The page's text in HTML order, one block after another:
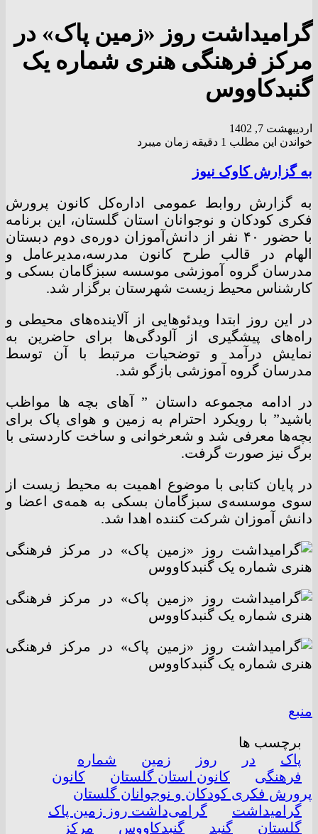
گرامیداشت روز «زمین پاک» در
مرکز فرهنگی هنری شماره یک
گنبدکاووس
اردیبهشت 7, 1402
خواندن این مطلب 1 دقیقه زمان میبرد
به گزارش کاوک نیوز
به گزارش روابط عمومی اداره‌کل کانون پرورش
فکری کودکان و نوجوانان استان گلستان، این برنامه
با حضور ۴۰ نفر از دانش‌آموزان دوره‌ی دوم دبستان
الهام در قالب طرح کانون مدرسه،مدیرعامل و
مدرسان گروه آموزشی موسسه سبزگامان بسکی و
کارشناس محیط زیست شهرستان برگزار شد.
در این روز ابتدا ویدئوهایی از آلاینده‌های محیطی و
راه‌های پیشگیری از آلودگی‌ها برای حاضرین به
نمایش درآمد و توضحیات مرتبط با آن توسط
مدرسان گروه آموزشی بازگو شد.
در ادامه مجموعه داستان ” آهای بچه ها مواظب
باشید” با رویکرد احترام به زمین و هوای پاک برای
بچه‌ها معرفی شد و شعرخوانی و ساخت کاردستی با
برگ نیز صورت گرفت.
در پایان کتابی با موضوع اهمیت به محیط زیست از
سوی موسسه‌ی سبزگامان بسکی به همه‌ی اعضا و
دانش آموزان شرکت کننده اهدا شد.
منبع
برچسب ها
پاک
در روز زمین‌
شماره
فرهنگی
کانون استان گلستان
کانون
پرورش فکری کودکان و نوجوانان گلستان
گرامیداشت
گرامی‌داشت روز زمین پاک
گلستان
گنبد گنبدکاووس مرکز